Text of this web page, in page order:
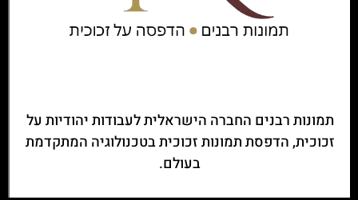
תמונות רבנים החברה הישראלית לעבודות יהודיות על
זכוכית, הדפסת תמונות זכוכית בטכנולוגיה המתקדמת
בעולם.